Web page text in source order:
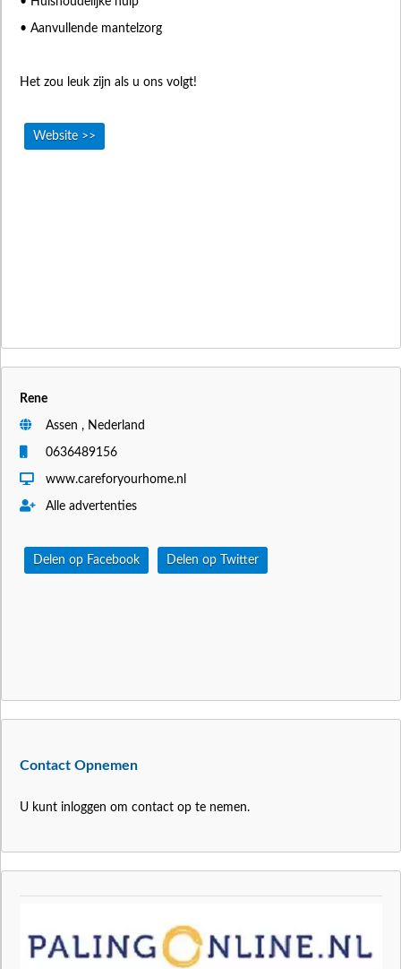
• Aanvullende mantelzorg
Het zou leuk zijn als u ons volgt!
Website >>
Rene
Assen , Nederland
0636489156
www.careforyourhome.nl
Alle advertenties
Delen op Facebook Delen op Twitter
Contact Opnemen
U kunt inloggen om contact op te nemen.